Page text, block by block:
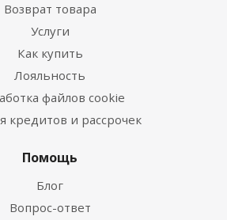
Возврат товара
Услуги
Как купить
Лояльность
файлов cookie
кредитов и рассрочек
Помощь
Блог
Вопрос-ответ